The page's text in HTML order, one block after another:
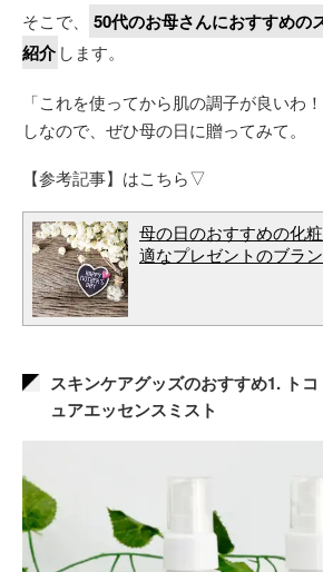
そこで、
50代のお母さんにおすすめの
紹介 します。
「これを使ってから肌の調子が良いわ
しなので、ぜひ母の日に贈ってみて。
【参考記事】はこちら▽
母の日のおすすめの化
適なプレゼントのブラ
スキンケアグッズのおすすめ1. ト
ュアエッセンスミスト